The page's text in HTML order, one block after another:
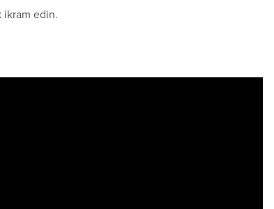
ikram edin.